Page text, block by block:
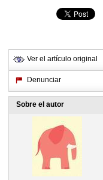
Ver el artículo original
Denunciar
Sobre el autor